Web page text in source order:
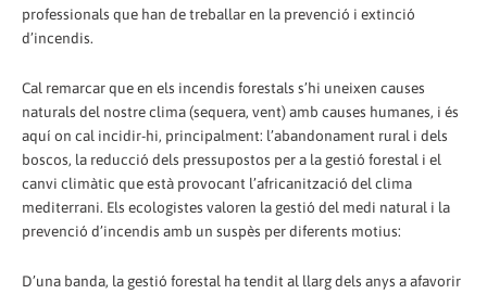
professionals que han de treballar en la prevenció i extinció
d’incendis.
Cal remarcar que en els incendis forestals s’hi uneixen causes
naturals del nostre clima (sequera, vent) amb causes humanes, i és
aquí on cal incidir-hi, principalment: l’abandonament rural i dels
boscos, la reducció dels pressupostos per a la gestió forestal i el
canvi climàtic que està provocant l’africanització del clima
mediterrani. Els ecologistes valoren la gestió del medi natural i la
prevenció d’incendis amb un suspès per diferents motius:
D’una banda, la gestió forestal ha tendit al llarg dels anys a afavorir